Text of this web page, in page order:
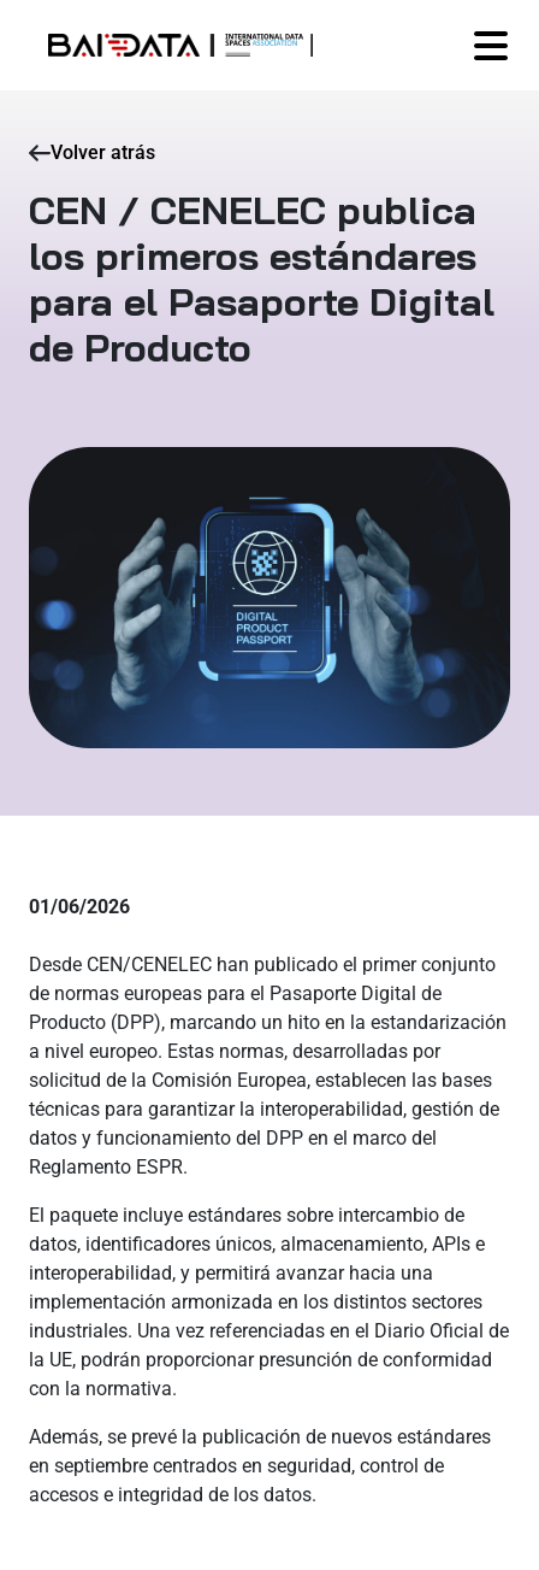
Volver atrás
CEN / CENELEC publica
los primeros estándares
para el Pasaporte Digital
de Producto
01/06/2026
Desde CEN/CENELEC han publicado el primer conjunto
de normas europeas para el Pasaporte Digital de
Producto (DPP), marcando un hito en la estandarización
a nivel europeo. Estas normas, desarrolladas por
solicitud de la Comisión Europea, establecen las bases
técnicas para garantizar la interoperabilidad, gestión de
datos y funcionamiento del DPP en el marco del
Reglamento ESPR.
El paquete incluye estándares sobre intercambio de
datos, identificadores únicos, almacenamiento, APIs e
interoperabilidad, y permitirá avanzar hacia una
implementación armonizada en los distintos sectores
industriales. Una vez referenciadas en el Diario Oficial de
la UE, podrán proporcionar presunción de conformidad
con la normativa.
Además, se prevé la publicación de nuevos estándares
en septiembre centrados en seguridad, control de
accesos e integridad de los datos.